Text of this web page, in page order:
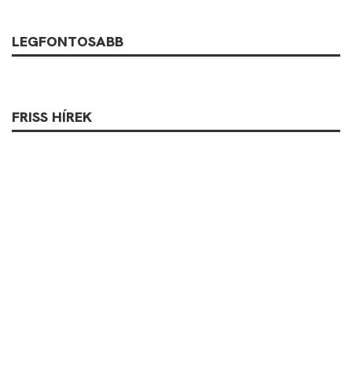
LEGFONTOSABB
FRISS HÍREK